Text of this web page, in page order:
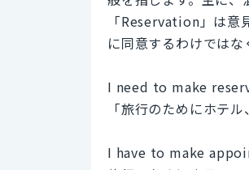
「Reservation」は意
に同意するわけではな
I need to make
「旅行のためにホテ
I have to make